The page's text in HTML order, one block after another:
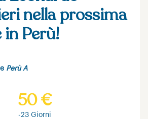
nella prossima
Perù!
Perù A
50 €
-23 Giorni